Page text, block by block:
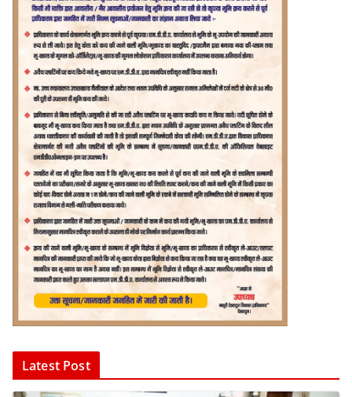
Latest Post